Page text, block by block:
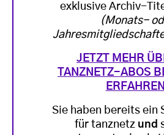
exklusive Archiv-
(Monats-
JETZT MEHR
TANZNETZ-ABOS
Sie haben bereits ein
für tanznetz und